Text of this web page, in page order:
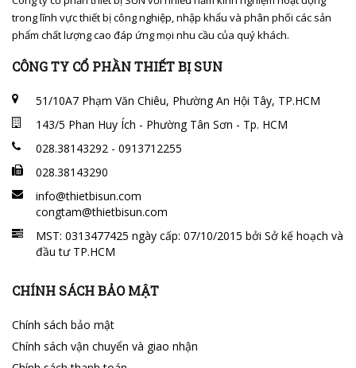
trong lĩnh vực thiết bị công nghiệp, nhập khẩu và phân phối các sản
phẩm chất lượng cao đáp ứng mọi nhu cầu của quý khách.
CÔNG TY CỔ PHẦN THIẾT BỊ SUN
51/10A7 Phạm Văn Chiêu, Phường An Hội Tây, TP.HCM
143/5 Phan Huy Ích - Phường Tân Sơn - Tp. HCM
028.38143292 - 0913712255
028.38143290
info@thietbisun.com
congtam@thietbisun.com
MST: 0313477425 ngày cấp: 07/10/2015 bởi Sở kế hoạch và
đầu tư TP.HCM
CHÍNH SÁCH BẢO MẬT
Chính sách bảo mật
Chính sách vận chuyển và giao nhận